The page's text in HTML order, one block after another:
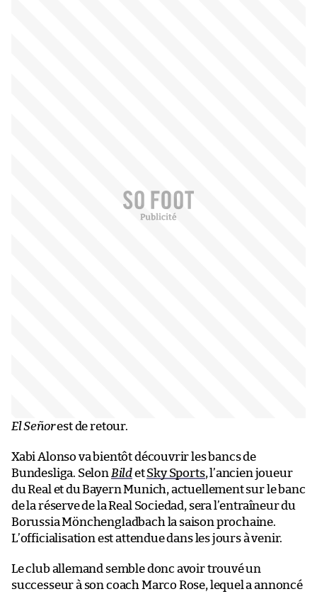
El Señorest de retour.
Xabi Alonso va bientôt découvrir les bancs de
Bundesliga. Selon BildetSky Sports, l’ancien joueur
du Real et du Bayern Munich, actuellement sur le banc
de la réserve de la Real Sociedad, sera l’entraîneur du
Borussia Mönchengladbach la saison prochaine.
L’officialisation est attendue dans les jours à venir.
Le club allemand semble donc avoir trouvé un
successeur à son coach Marco Rose, lequel a annoncé